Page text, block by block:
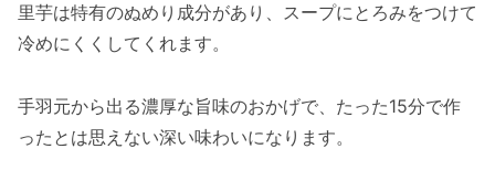
里芋は特有のぬめり成分があり、スープにとろみをつけて
冷めにくくしてくれます。
手羽元から出る濃厚な旨味のおかげで、たった15分で作
ったとは思えない深い味わいになります。